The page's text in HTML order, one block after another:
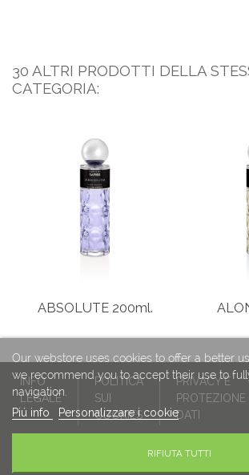
30 ALTRI PRODOTTI DELLA
CATEGORIA:
ABSOLUTE 200ml.
INFO
LEGALE
POLITICA
SUI
COOKIES
PRIVACY E
PROTEZIONE
DATI
Our webstore uses cookies to offer a better
we recommend you to accept their use to
navigation.
Piú info
Personalizzare i cookie
RIFIUTA TUTTI